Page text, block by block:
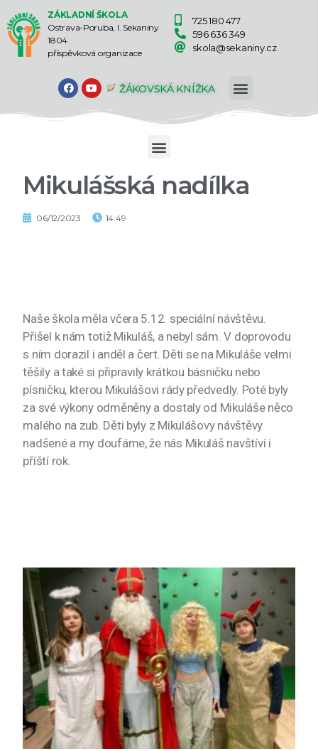
ZÁKLADNÍ ŠKOLA
Ostrava-Poruba, I. Sekaniny
1804
příspěvková organizace
725 180 477
596 636 349
skola@sekaniny.cz
ŽÁKOVSKÁ KNÍŽKA
Mikulášská nadílka
06/12/2023 14:49
Naše škola měla včera 5.12. speciální návštěvu.
Přišel k nám totiž Mikuláš, a nebyl sám. V doprovodu
s ním dorazil i anděl a čert. Děti se na Mikuláše velmi
těšily a také si připravily krátkou básničku nebo
písničku, kterou Mikulášovi rády předvedly. Poté byly
za své výkony odměněny a dostaly od Mikuláše něco
malého na zub. Děti byly z Mikulášovy návštěvy
nadšené a my doufáme, že nás Mikuláš navštíví i
příští rok.